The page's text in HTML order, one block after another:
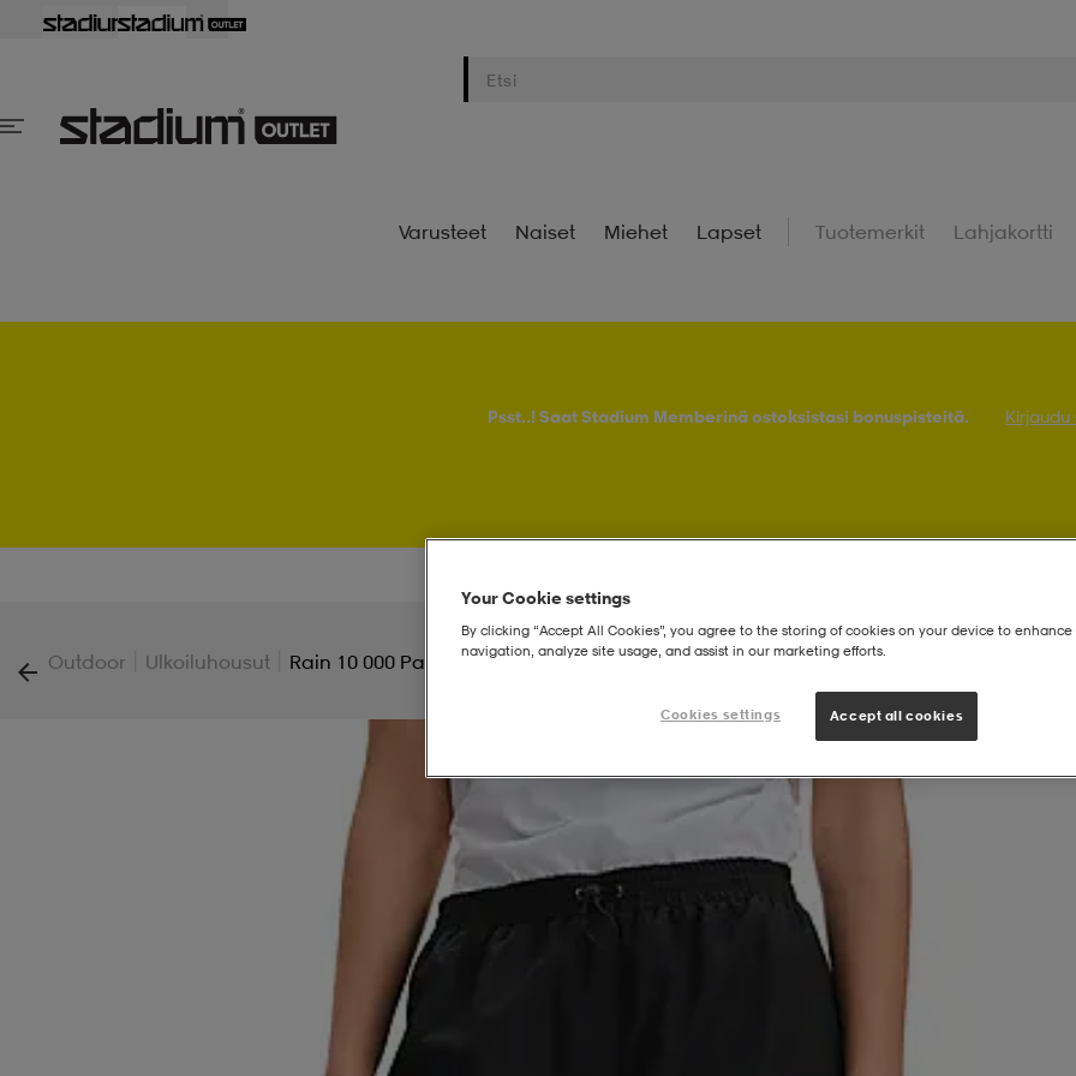
Varusteet Naiset Miehet Lapset Tuotemerkit Lahjakortti
Psst..! Saat Stadium Memberinä ostoksistasi bonuspisteitä. Kirjaudu
Outdoor Ulkoiluhousut Rain 10 000 Pant, Sadehousut, Naisten
Your Cookie settings
By clicking “Accept All Cookies”, you agree to the storing of cookies on your device to enhance
navigation, analyze site usage, and assist in our marketing efforts.
Cookies settings Accept all cookies